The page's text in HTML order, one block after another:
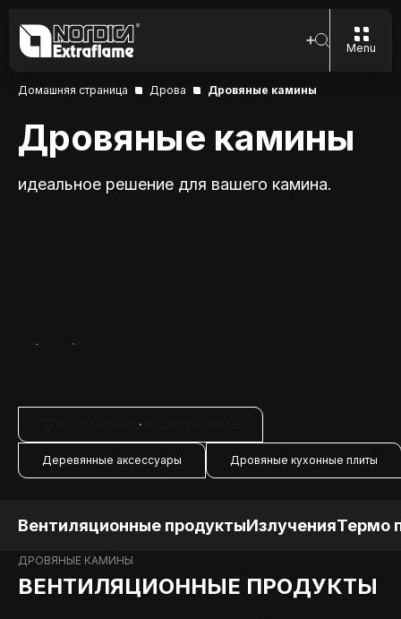
Menu
Домашняя страница Дрова Дровяные камины
Дровяные камины
идеальное решение для вашего камина.
ФИЛЬТРОВАТЬ И СОРТИРОВАТЬ
Деревянные аксессуары Дровяные кухонные плиты
Вентиляционные продуктыИзлученияТермо
ДРОВЯНЫЕ КАМИНЫ
ВЕНТИЛЯЦИОННЫЕ ПРОДУКТЫ